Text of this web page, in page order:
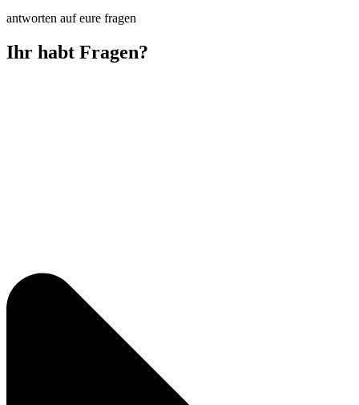
antworten auf eure fragen
Ihr habt Fragen?